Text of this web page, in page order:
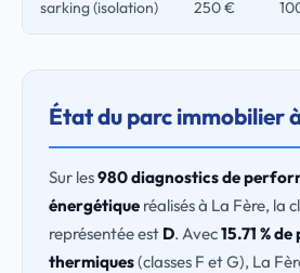
sarking (isolation) 250 €
État du parc immobilier
Sur les980 diagnostics de
énergétique réalisés à La Fère, la
représentée est D. Avec15.71 %
thermiques(classes F et G), La